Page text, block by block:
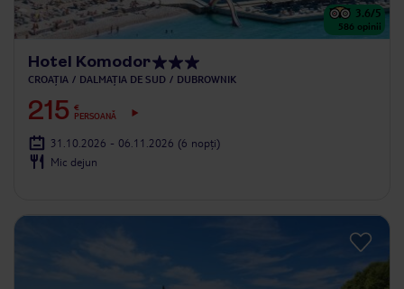
3.6/5
586 opinii
Hotel Komodor
CROAȚIA DALMAȚIA DE SUD DUBROWNIK
215 €
PERSOANĂ
31.10.2026 - 06.11.2026 (6 nopți)
Mic dejun